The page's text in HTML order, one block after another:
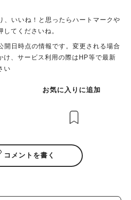
いいね！と思ったらハートマークや
てくださいね。
開日時点の情報です。変更される場合
け、サービス利用の際はHP等で最新
い
お気に入りに追加
コメントを書く